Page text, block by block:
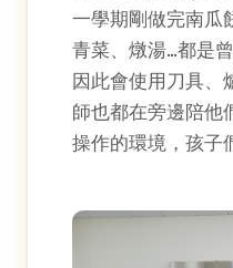
一學期剛做完南瓜
青菜、燉湯…都是
因此會使用刀具、
師也都在旁邊陪他
操作的環境，孩子